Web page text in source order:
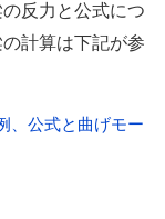
反力と公式につ
計算は下記が参
、公式と曲げモー